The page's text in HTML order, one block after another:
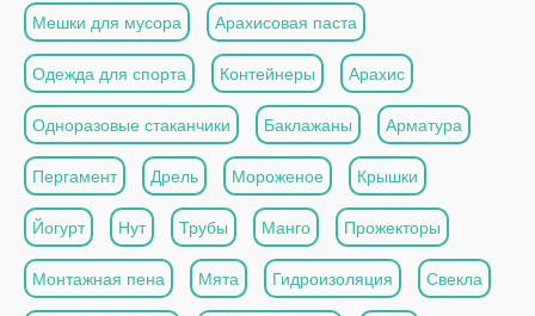
Мешки для мусора Арахисовая паста
Одежда для спорта Контейнеры Арахис
Одноразовые стаканчики Баклажаны Арматура
Пергамент Дрель Мороженое Крышки
Йогурт Нут Трубы Манго Прожекторы
Монтажная пена Мята Гидроизоляция Свекла